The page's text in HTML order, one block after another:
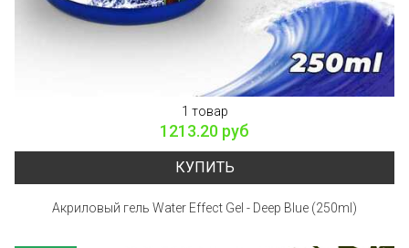
1 товар
1213.20 руб
КУПИТЬ
Акриловый гель Water Effect Gel - Deep Blue (250ml)